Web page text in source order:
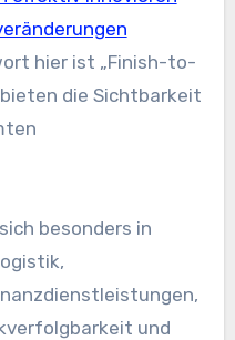
hier ist „Finish-to-
die Sichtbarkeit
besonders in
und